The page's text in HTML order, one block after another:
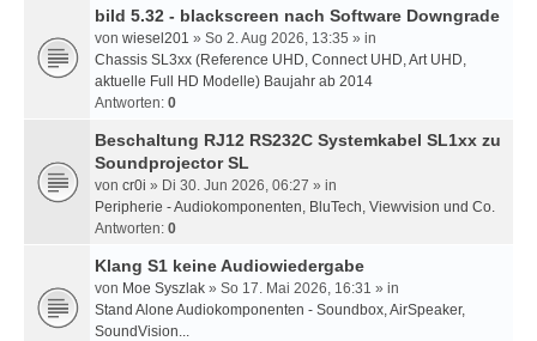
bild 5.32 - blackscreen nach Software Downgrade
von wiesel201 » So 2. Aug 2026, 13:35 » in
Chassis SL3xx (Reference UHD, Connect UHD, Art UHD,
aktuelle Full HD Modelle) Baujahr ab 2014
Antworten: 0
Beschaltung RJ12 RS232C Systemkabel SL1xx zu
Soundprojector SL
von cr0i » Di 30. Jun 2026, 06:27 » in
Peripherie - Audiokomponenten, BluTech, Viewvision und Co.
Antworten: 0
Klang S1 keine Audiowiedergabe
von Moe Syszlak » So 17. Mai 2026, 16:31 » in
Stand Alone Audiokomponenten - Soundbox, AirSpeaker,
SoundVision...